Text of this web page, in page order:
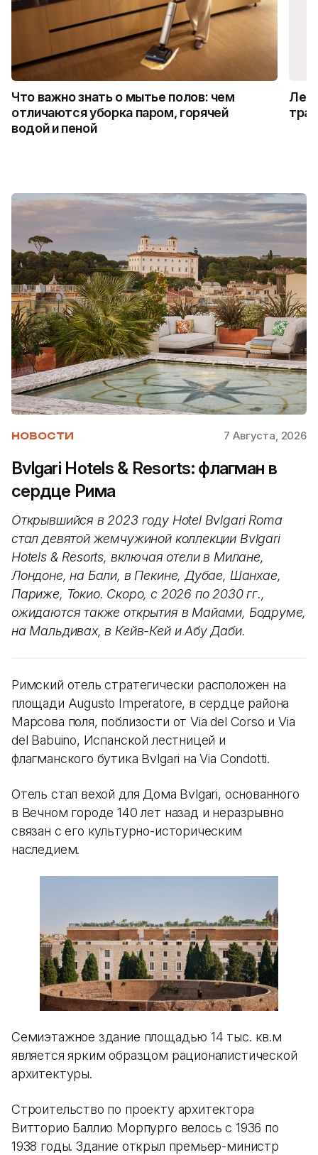
Что важно знать о мытье полов: чем
отличаются уборка паром, горячей
водой и пеной
НОВОСТИ 7 Августа, 2026
Bvlgari Hotels & Resorts: флагман в
сердце Рима
Открывшийся в 2023 году Hotel Bvlgari Roma
стал девятой жемчужиной коллекции Bvlgari
Hotels & Resorts, включая отели в Милане,
Лондоне, на Бали, в Пекине, Дубае, Шанхае,
Париже, Токио. Скоро, с 2026 по 2030 гг.,
ожидаются также открытия в Майами, Бодруме,
на Мальдивах, в Кейв-Кей и Абу Даби.
Римский отель стратегически расположен на
площади Augusto Imperatore, в сердце района
Марсова поля, поблизости от Via del Corso и Via
del Babuino, Испанской лестницей и
флагманского бутика Bvlgari на Via Condotti.
Отель стал вехой для Дома Bvlgari, основанного
в Вечном городе 140 лет назад и неразрывно
связан с его культурно-историческим
наследием.
Семиэтажное здание площадью 14 тыс. кв.м
является ярким образцом рационалистической
архитектуры.
Строительство по проекту архитектора
Витторио Баллио Морпурго велось с 1936 по
1938 годы. Здание открыл премьер-министр